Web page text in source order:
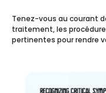
Tenez-vous au courant
traitement, les
pertinentes pour rendre